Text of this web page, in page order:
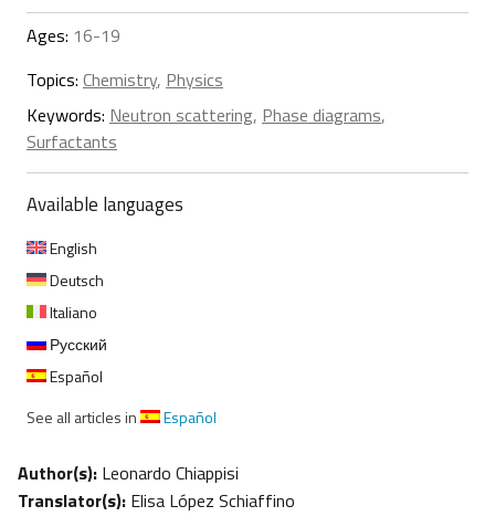
Ages: 16-19
Topics: Chemistry, Physics
Keywords: Neutron scattering, Phase diagrams,
Surfactants
Available languages
English
Deutsch
Italiano
Русский
Español
See all articles in
Español
Author(s): Leonardo Chiappisi
Translator(s): Elisa López Schiaffino